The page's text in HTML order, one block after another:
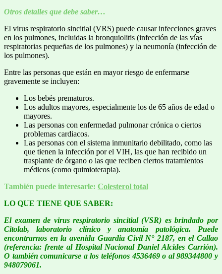
Otros detalles que debe saber…
El virus respiratorio sincitial (VRS) puede causar infecciones graves
en los pulmones, incluidas la bronquiolitis (infección de las vías
respiratorias pequeñas de los pulmones) y la neumonía (infección de
los pulmones).
Entre las personas que están en mayor riesgo de enfermarse
gravemente se incluyen:
Los bebés prematuros.
Los adultos mayores, especialmente los de 65 años de edad o
mayores.
Las personas con enfermedad pulmonar crónica o ciertos
problemas cardiacos.
Las personas con el sistema inmunitario debilitado, como las
que tienen la infección por el VIH, las que han recibido un
trasplante de órgano o las que reciben ciertos tratamientos
médicos (como quimioterapia).
También puede interesarle: Colesterol total
LO QUE TIENE QUE SABER:
El examen de virus respiratorio sincitial (VSR) es brindado por
Citolab, laboratorio clínico y anatomía patológica. Puede
encontrarnos en la avenida Guardia Civil N° 2187, en el Callao
(referencia: frente al Hospital Nacional Daniel Alcides Carrión).
O también comunicarse a los teléfonos 4536469 o al 989344800 y
948079061.